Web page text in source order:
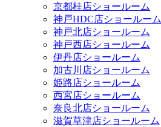
京都桂店ショールーム
神戸HDC店ショールーム
神戸北店ショールーム
神戸西店ショールーム
伊丹店ショールーム
加古川店ショールーム
姫路店ショールーム
西宮店ショールーム
奈良北店ショールーム
滋賀草津店ショールーム